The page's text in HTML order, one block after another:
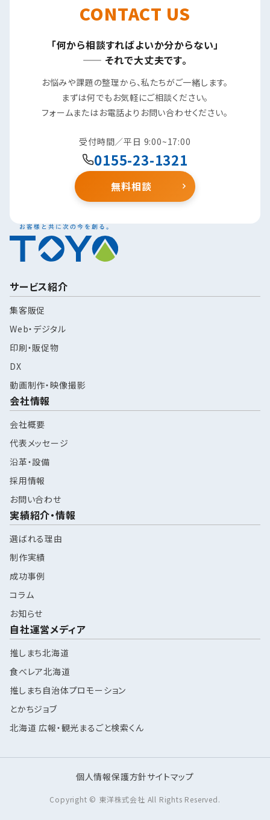
サービス紹介
集客販促
Web・デジタル
印刷・販促物
DX
動画制作・映像撮影
会社情報
会社概要
代表メッセージ
沿革・設備
採用情報
お問い合わせ
実績紹介・情報
選ばれる理由
制作実績
成功事例
コラム
お知らせ
自社運営メディア
推しまち北海道
食べレア北海道
推しまち自治体プロモーション
とかちジョブ
北海道 広報・観光まるごと検索くん
CONTACT US
「何から相談すればよいか分からない」
—— それで大丈夫です。
お悩みや課題の整理から、私たちがご一緒します。
まずは何でもお気軽にご相談ください。
フォームまたはお電話よりお問い合わせください。
受付時間／平日 9:00~17:00
0155-23-1321
無料相談
個人情報保護方針サイトマップ
Copyright © 東洋株式会社 All Rights Reserved.